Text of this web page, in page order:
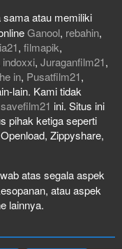
atau memiliki
Ganool, rebahin,
, filmapik,
indoxxi, Juraganfilm21,
in, Pusatfilm21,
lain. Kami tidak
savefilm21 ini. Situs ini
pihak ketiga seperti
Zippyshare,
atas segala aspek
atau aspek
lainnya.